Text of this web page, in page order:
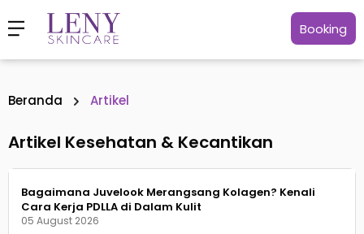
Booking
Beranda Artikel
Artikel Kesehatan & Kecantikan
Bagaimana Juvelook Merangsang Kolagen? Kenali
Cara Kerja PDLLA di Dalam Kulit
05 August 2026